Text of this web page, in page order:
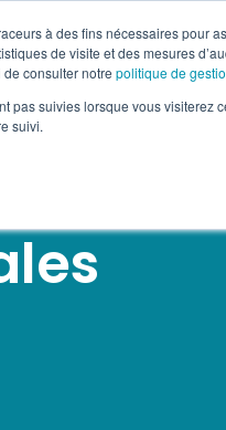
à des fins nécessaires pour
de visite et des mesures
consulter notre politique de
pas suivies lorsque vous
suivi.
KEEMIA L’AGENCE